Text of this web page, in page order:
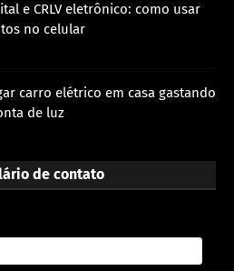
e CRLV eletrônico: como usar
no celular
carro elétrico em casa gastando
de luz
de contato